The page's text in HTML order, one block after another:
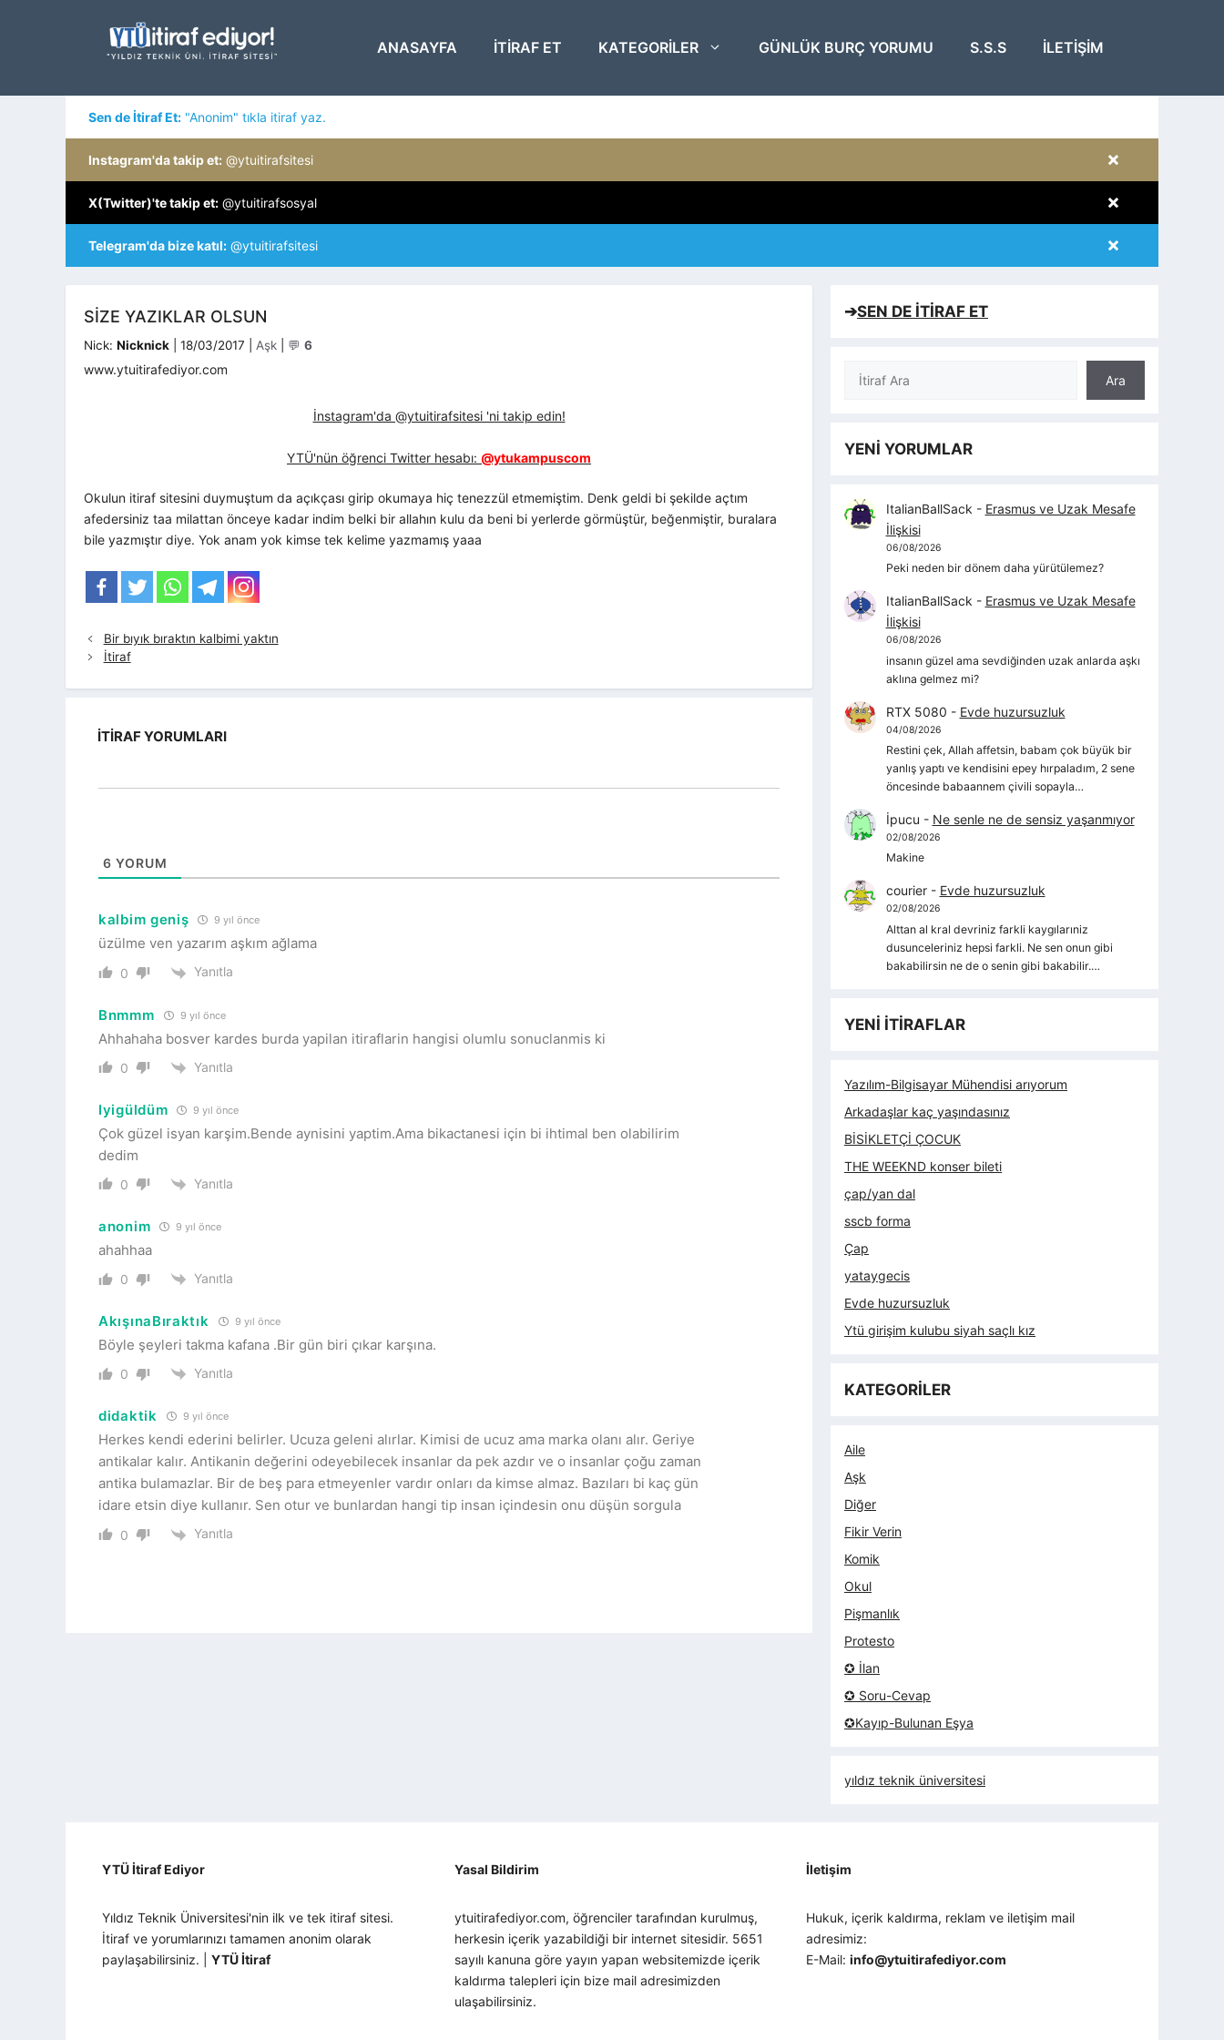
ANASAYFA ITIRAF ET KATEGORILER GÜNLÜK BURÇ YORUMU S.S.S İLETIŞIM
Sen de İtiraf Et: "Anonim" tıkla itiraf yaz.
×
Instagram'da takip et: @ytuitirafsitesi
×
X(Twitter)'te takip et: @ytuitirafsosyal
×
Telegram'da bize katıl: @ytuitirafsitesi
SIZE YAZIKLAR OLSUN
Nick: Nicknick 18/03/2017 Kategoriler
Aşk 💬 6
www.ytuitirafediyor.com
İnstagram'da @ytuitirafsitesi 'ni takip edin!
YTÜ'nün öğrenci Twitter hesabı: @ytukampuscom
Okulun itiraf sitesini duymuştum da açıkçası girip okumaya hiç tenezzül etmemiştim. Denk geldi bi şekilde açtım
afedersiniz taa milattan önceye kadar indim belki bir allahın kulu da beni bi yerlerde görmüştür, beğenmiştir, buralara
bile yazmıştır diye. Yok anam yok kimse tek kelime yazmamış yaaa
Bir bıyık bıraktın kalbimi yaktın
İtiraf
İTIRAF YORUMLARI
6 YORUM
kalbim geniş 9 yıl önce
üzülme ven yazarım aşkım ağlama
0 Yanıtla
Bnmmm 9 yıl önce
Ahhahaha bosver kardes burda yapilan itiraflarin hangisi olumlu sonuclanmis ki
0 Yanıtla
Iyigüldüm 9 yıl önce
Çok güzel isyan karşim.Bende aynisini yaptim.Ama bikactanesi için bi ihtimal ben olabilirim
dedim
0 Yanıtla
anonim 9 yıl önce
ahahhaa
0 Yanıtla
AkışınaBıraktık 9 yıl önce
Böyle şeyleri takma kafana .Bir gün biri çıkar karşına.
0 Yanıtla
didaktik 9 yıl önce
Herkes kendi ederini belirler. Ucuza geleni alırlar. Kimisi de ucuz ama marka olanı alır. Geriye
antikalar kalır. Antikanin değerini odeyebilecek insanlar da pek azdır ve o insanlar çoğu zaman
antika bulamazlar. Bir de beş para etmeyenler vardır onları da kimse almaz. Bazıları bi kaç gün
idare etsin diye kullanır. Sen otur ve bunlardan hangi tip insan içindesin onu düşün sorgula
0 Yanıtla
➔SEN DE İTİRAF ET
Ara
Ara
YENİ YORUMLAR
ItalianBallSack - Erasmus ve Uzak Mesafe
İlişkisi
06/08/2026
Peki neden bir dönem daha yürütülemez?
ItalianBallSack - Erasmus ve Uzak Mesafe
İlişkisi
06/08/2026
insanın güzel ama sevdiğinden uzak anlarda aşkı
aklına gelmez mi?
RTX 5080 - Evde huzursuzluk
04/08/2026
Restini çek, Allah affetsin, babam çok büyük bir
yanlış yaptı ve kendisini epey hırpaladım, 2 sene
öncesinde babaannem çivili sopayla…
İpucu - Ne senle ne de sensiz yaşanmıyor
02/08/2026
Makine
courier- Evde huzursuzluk
02/08/2026
Alttan al kral devriniz farkli kaygılarıniz
dusunceleriniz hepsi farkli. Ne sen onun gibi
bakabilirsin ne de o senin gibi bakabilir.…
YENİ İTİRAFLAR
Yazılım-Bilgisayar Mühendisi arıyorum
Arkadaşlar kaç yaşındasınız
BİSİKLETÇİ ÇOCUK
THE WEEKND konser bileti
çap/yan dal
sscb forma
Çap
yataygecis
Evde huzursuzluk
Ytü girişim kulubu siyah saçlı kız
KATEGORİLER
Aile
Aşk
Diğer
Fikir Verin
Komik
Okul
Pişmanlık
Protesto
✪ İlan
✪ Soru-Cevap
✪Kayıp-Bulunan Eşya
yıldız teknik üniversitesi
YTÜ İtiraf Ediyor
Yıldız Teknik Üniversitesi'nin ilk ve tek itiraf sitesi.
İtiraf ve yorumlarınızı tamamen anonim olarak
paylaşabilirsiniz. | YTÜ İtiraf
Yasal Bildirim
ytuitirafediyor.com, öğrenciler tarafından kurulmuş,
herkesin içerik yazabildiği bir internet sitesidir. 5651
sayılı kanuna göre yayın yapan websitemizde içerik
kaldırma talepleri için bize mail adresimizden
ulaşabilirsiniz.
İletişim
Hukuk, içerik kaldırma, reklam ve iletişim mail
adresimiz:
E-Mail:info@ytuitirafediyor.com